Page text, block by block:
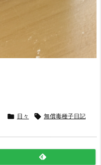
 日々  無償毒種子日記